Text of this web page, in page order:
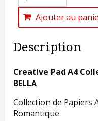
Ajouter au
Description
Creative Pad A4
BELLA
Collection de Papiers
Romantique